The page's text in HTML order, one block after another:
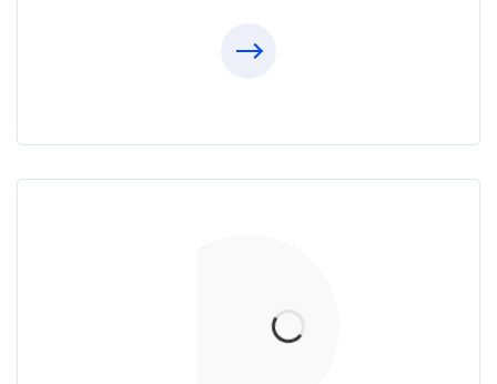
Xưởng Sofa - MORESOFA